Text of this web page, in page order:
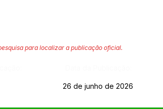
para localizar a publicação oficial.
26 de junho de 2026